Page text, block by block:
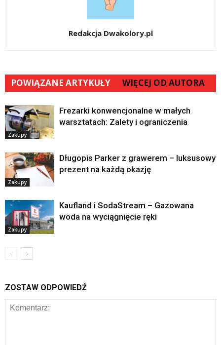
Redakcja Dwakolory.pl
POWIĄZANE ARTYKUŁY WIĘCEJ OD AUTORA
Zakupy
Frezarki konwencjonalne w małych
warsztatach: Zalety i ograniczenia
Zakupy
Długopis Parker z grawerem – luksusowy
prezent na każdą okazję
Zakupy
Kaufland i SodaStream – Gazowana
woda na wyciągnięcie ręki
ZOSTAW ODPOWIEDŹ